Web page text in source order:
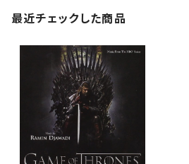
最近チェックした商品